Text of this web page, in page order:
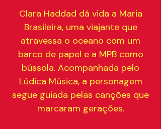
Clara Haddad dá vida a Maria
Brasileira, uma viajante que
atravessa o oceano com um
barco de papel e a MPB como
bússola. Acompanhada pelo
Lúdica Música, a personagem
segue guiada pelas canções que
marcaram gerações.